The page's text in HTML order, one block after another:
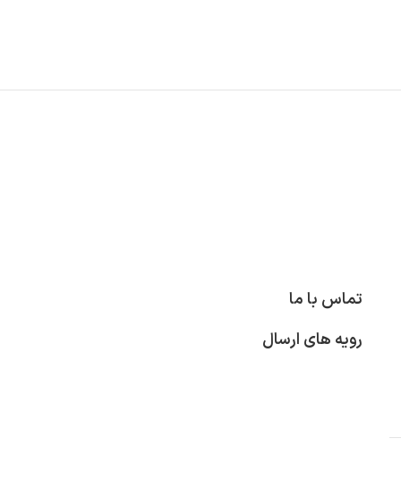
تماس با ما
رویه های ارسال